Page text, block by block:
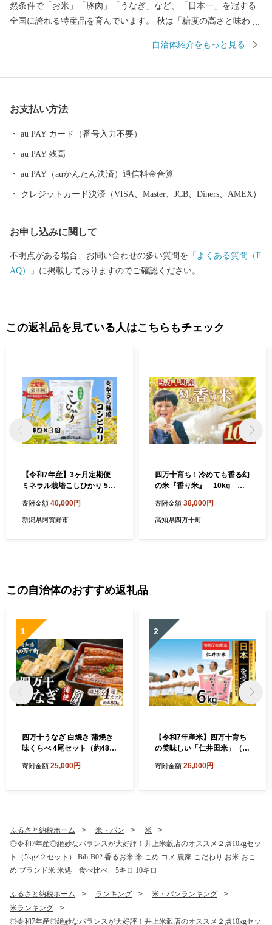
然条件で「お米」「豚肉」「うなぎ」など、「日本一」を冠する
全国に誇れる特産品を育んでいます。 秋は「糖度の高さと味わい
です。 その「日本最後の清流」といわれる四万十川の中流域に位
育てています。 どうぞ、豊かな日本の自然の恵みを、ご堪能くだ
自治体紹介をもっと見る
お支払い方法
au PAY カード（番号入力不要）
au PAY 残高
au PAY（auかんたん決済）通信料金合算
クレジットカード決済（VISA、Master、JCB、Diners、AMEX）
お申し込みに関して
不明点がある場合、お問い合わせの多い質問を 「よくある質問（F
AQ）」 に掲載しておりますのでご確認ください。
この返礼品を見ている人はこちらもチェック
【令和7年産】3ヶ月定期便
ミネラル栽培こしひかり 5kg
米穀店 新潟県 米 こめ コメ 1I
12040
寄附金額 40,000円
新潟県阿賀野市
四万十育ち！冷めても香る幻
の米『香り米』 10kg 米
おこめ 十和錦 お弁当 贈答品
香り米／Fnp-02
寄附金額 38,000円
高知県四万十町
この自治体のおすすめ返礼品
1
四万十うなぎ 白焼き 蒲焼き
味くらべ 4尾セット（約480
大 たれ付き 蒲焼 白焼 国産
寄附金額 25,000円
2
【令和7年産米】四万十育ち
の美味しい「仁井田米」（香
ト） 米 米 おこめ 精米 特別
寄附金額 26,000円
ふるさと納税ホーム 米・パン
米
◎令和7年産◎絶妙なバランスが大好評！井上米穀店のオススメ２点10kgセッ
ト（5kg×２セット） Bib-B02 香るお米 米 こめ コメ 農家 こだわり お米 おこ
め ブランド米 米処 食べ比べ 5キロ 10キロ
ふるさと納税ホーム ランキング
米・パンランキング
米ランキング
◎令和7年産◎絶妙なバランスが大好評！井上米穀店のオススメ２点10kgセッ